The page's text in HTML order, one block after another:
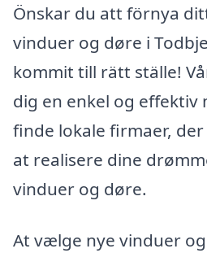
Önskar du att förnya
vinduer og døre i
kommit till rätt ställe!
dig en enkel og effektiv
finde lokale firmaer,
at realisere dine
vinduer og døre.
At vælge nye vinduer